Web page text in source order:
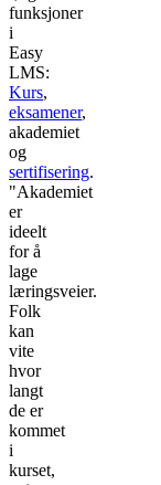
funksjoner
i
Easy
LMS:
Kurs,
eksamener,
akademiet
og
sertifisering.
"Akademiet
er
ideelt
for å
lage
læringsveier.
Folk
kan
vite
hvor
langt
de er
kommet
i
kurset,